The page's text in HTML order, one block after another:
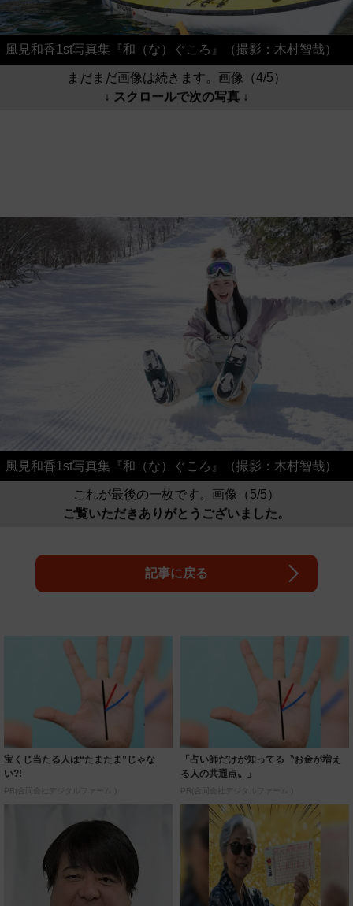
風見和香1st写真集『和（な）ぐころ』（撮影：木村智哉）
まだまだ画像は続きます。画像（4/5）
↓ スクロールで次の写真 ↓
風見和香1st写真集『和（な）ぐころ』（撮影：木村智哉）
これが最後の一枚です。画像（5/5）
ご覧いただきありがとうございました。
記事に戻る
宝くじ当たる人は“たまたま”じゃな
い?!
PR(合同会社デジタルファーム )
「占い師だけが知ってる〝お金が増え
る人の共通点〟」
PR(合同会社デジタルファーム )